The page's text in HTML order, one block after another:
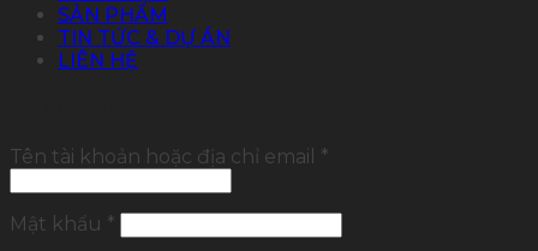
SẢN PHẨM
TIN TỨC & DỰ ÁN
LIÊN HỆ
Tên tài khoản hoặc địa chỉ email *
Mật khẩu *